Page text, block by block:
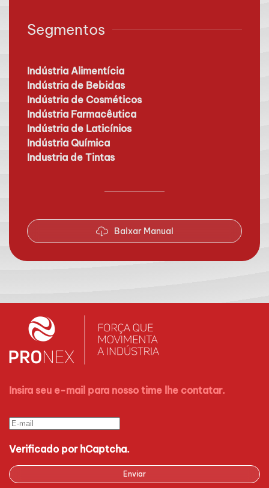
Segmentos
Indústria Alimentícia
Indústria de Bebidas
Indústria de Cosméticos
Indústria Farmacêutica
Indústria de Laticínios
Indústria Química
Industria de Tintas
Baixar Manual
Insira seu e-mail para nosso time lhe contatar.
Verificado por hCaptcha.
Enviar